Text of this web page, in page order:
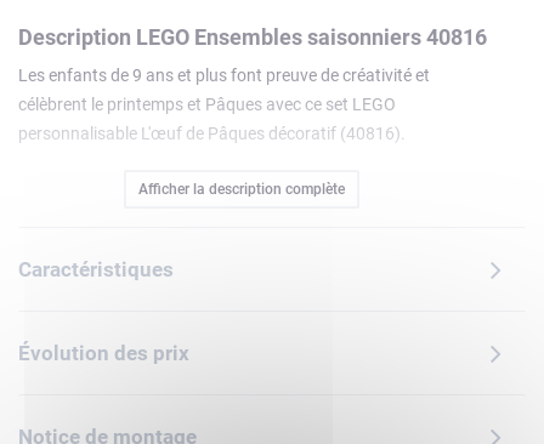
Description LEGO Ensembles saisonniers 40816
Les enfants de 9 ans et plus font preuve de créativité et
célèbrent le printemps et Pâques avec ce set LEGO
personnalisable L'œuf de Pâques décoratif (40816).
œufs à la manière LEGO. Avec ce kit de construction, vous
et un petit élément pierre précieuse. L'œuf possède une
qui peut être retiré afin de ranger des pièces
supplémentaires à l'intérieur... ou peut-être une autre
amusant pour les enfants et les amoureux du printemps.
Afficher la description complète
Caractéristiques
Évolution des prix
Notice de montage